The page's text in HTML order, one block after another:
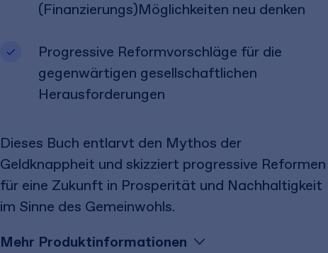
(Finanzierungs)Möglichkeiten neu denken
Progressive Reformvorschläge für die
gegenwärtigen gesellschaftlichen
Herausforderungen
Dieses Buch entlarvt den Mythos der
Geldknappheit und skizziert progressive Reformen
für eine Zukunft in Prosperität und Nachhaltigkeit
im Sinne des Gemeinwohls.
Mehr Produktinformationen